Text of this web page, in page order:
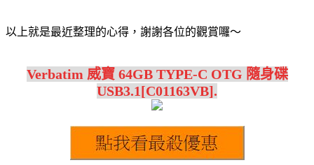
以上就是最近整理的心得，謝謝各位的觀賞囉～
Verbatim 威寶 64GB TYPE-C OTG 隨身碟
USB3.1[C01163VB].